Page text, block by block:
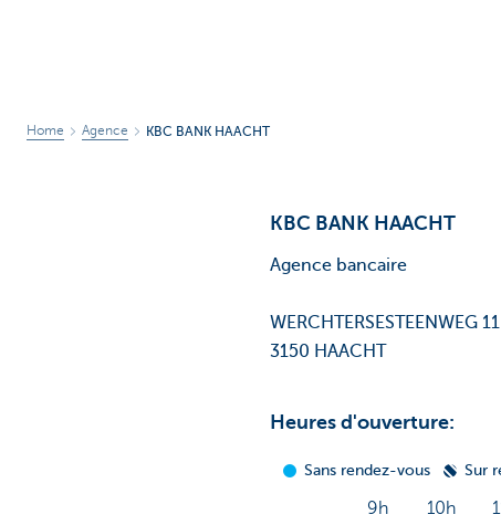
Home Agence KBC BANK HAACHT
KBC BANK HAACHT
Agence bancaire
WERCHTERSESTEENWEG 11
3150 HAACHT
Heures d'ouverture: